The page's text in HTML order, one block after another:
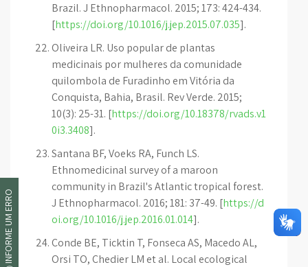
Brazil. J Ethnopharmacol. 2015; 173: 424-434.
[https://doi.org/10.1016/j.jep.2015.07.035].
Oliveira LR. Uso popular de plantas
medicinais por mulheres da comunidade
quilombola de Furadinho em Vitória da
Conquista, Bahia, Brasil. Rev Verde. 2015;
10(3): 25-31. [https://doi.org/10.18378/rvads.v1
0i3.3408].
Santana BF, Voeks RA, Funch LS.
Ethnomedicinal survey of a maroon
community in Brazil's Atlantic tropical forest.
J Ethnopharmacol. 2016; 181: 37-49. [https://d
oi.org/10.1016/j.jep.2016.01.014].
Conde BE, Ticktin T, Fonseca AS, Macedo AL,
Orsi TO, Chedier LM et al. Local ecological
INFORME UM ERRO